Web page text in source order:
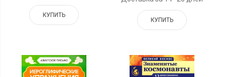
КУПИТЬ
КУПИТЬ